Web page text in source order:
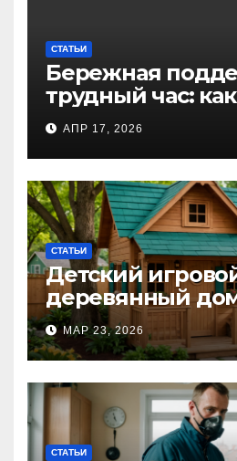
СТАТЬИ
Бережная
трудный час:
близкому
алкогольной
интоксикацией
сохранить
АПР 17, 2026
СТАТЬИ
Детский
деревянный
волшебное
для самых
Kastum
МАР 23, 2026
СТАТЬИ